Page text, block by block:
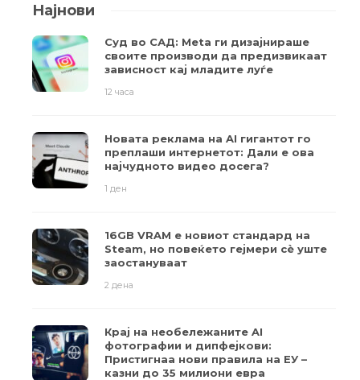
Најнови
Суд во САД: Meta ги дизајнираше
своите производи да предизвикаат
зависност кај младите луѓе
12 часа
Новата реклама на AI гигантот го
преплаши интернетот: Дали е ова
најчудното видео досега?
1 ден
16GB VRAM е новиот стандард на
Steam, но повеќето гејмери ​​сè уште
заостануваат
2 дена
Крај на необележаните AI
фотографии и дипфејкови:
Пристигнаа нови правила на ЕУ –
казни до 35 милиони евра